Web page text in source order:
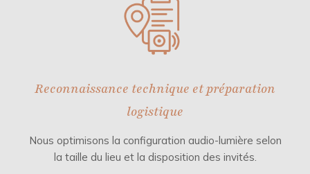
Reconnaissance technique et préparation
logistique
Nous optimisons la configuration audio-lumière selon
la taille du lieu et la disposition des invités.